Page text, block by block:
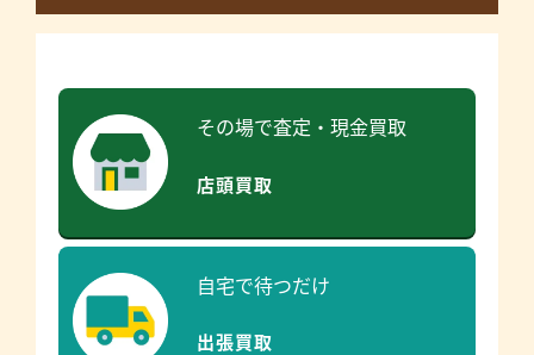
その場で査定・現金買取
店頭買取
自宅で待つだけ
出張買取